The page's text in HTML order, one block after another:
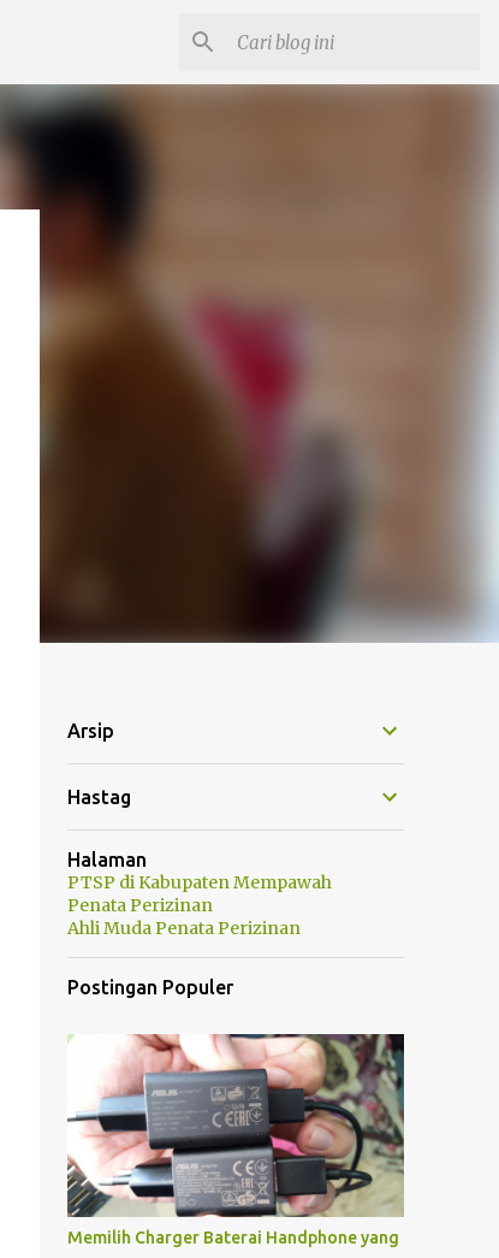
Arsip
Hastag
Halaman
PTSP di Kabupaten Mempawah
Penata Perizinan
Ahli Muda Penata Perizinan
Postingan Populer
Memilih Charger Baterai Handphone yang